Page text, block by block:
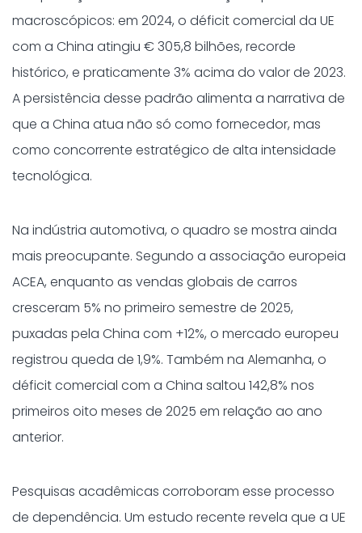
macroscópicos: em 2024, o déficit comercial da UE
com a China atingiu € 305,8 bilhões, recorde
histórico, e praticamente 3% acima do valor de 2023.
A persistência desse padrão alimenta a narrativa de
que a China atua não só como fornecedor, mas
como concorrente estratégico de alta intensidade
tecnológica.
Na indústria automotiva, o quadro se mostra ainda
mais preocupante. Segundo a associação europeia
ACEA, enquanto as vendas globais de carros
cresceram 5% no primeiro semestre de 2025,
puxadas pela China com +12%, o mercado europeu
registrou queda de 1,9%. Também na Alemanha, o
déficit comercial com a China saltou 142,8% nos
primeiros oito meses de 2025 em relação ao ano
anterior.
Pesquisas acadêmicas corroboram esse processo
de dependência. Um estudo recente revela que a UE